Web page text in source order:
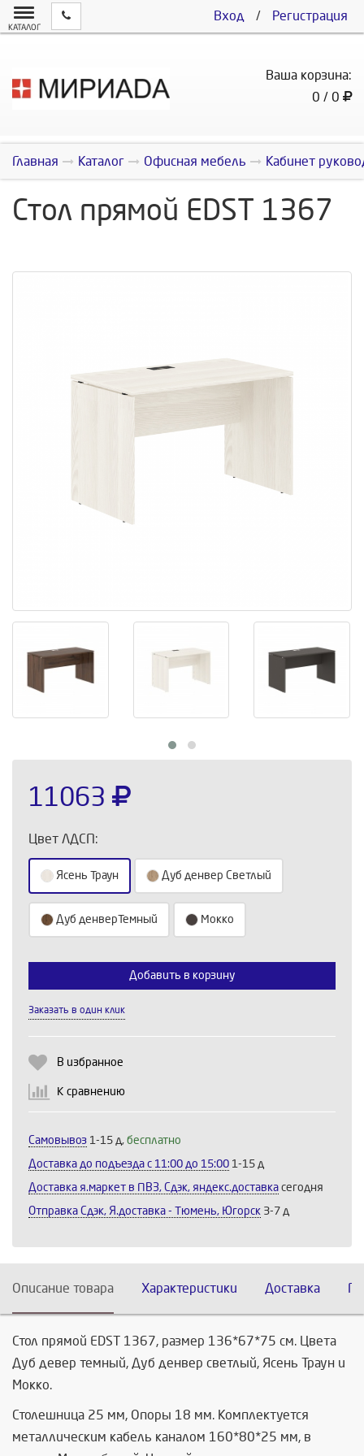
Вход / Регистрация
КАТАЛОГ
Ваша корзина:
0 / 0
Главная Каталог Офисная мебель Кабинет
Стол прямой EDST 1367
11063
Цвет ЛДСП:
Ясень Траун Дуб денвер Светлый
Дуб денверТемный Мокко
Выберите количество:
Продолжить Отмена
Добавить в корзину
Заказать в один клик
В избранное
К сравнению
Самовывоз 1-15 д, бесплатно
Доставка до подъезда c 11:00 до 15:00 1-15 д
Доставка я.маркет в ПВЗ, Сдэк, яндекс.доставка сегодня
Отправка Сдэк, Я.доставка - Тюмень, Югорск 3-7 д
Описание товара Характеристики Доставка
Стол прямой EDST 1367, размер 136*67*75 см. Цвета
Дуб девер темный, Дуб денвер светлый, Ясень Траун и
Мокко.
Столешница 25 мм, Опоры 18 мм. Комплектуется
металлическим кабель каналом 160*80*25 мм, в